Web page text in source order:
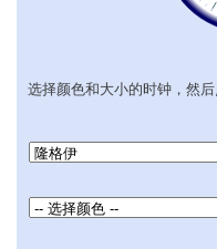
选择颜色和大小的时钟，然